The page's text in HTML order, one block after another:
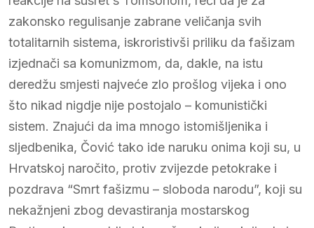
zakonsko regulisanje zabrane veličanja svih
totalitarnih sistema, iskroristivši priliku da fašizam
izjednači sa komunizmom, da, dakle, na istu
deredžu smjesti najveće zlo prošlog vijeka i ono
što nikad nigdje nije postojalo – komunistički
sistem. Znajući da ima mnogo istomišljenika i
sljedbenika, Čović tako ide naruku onima koji su, u
Hrvatskoj naročito, protiv zvijezde petokrake i
pozdrava “Smrt fašizmu – sloboda narodu”, koji su
nekažnjeni zbog devastiranja mostarskog